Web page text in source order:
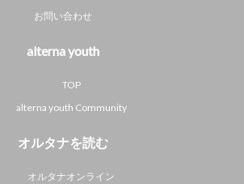
お問い合わせ
alterna youth
TOP
alterna youth Community
オルタナを読む
オルタナオンライン